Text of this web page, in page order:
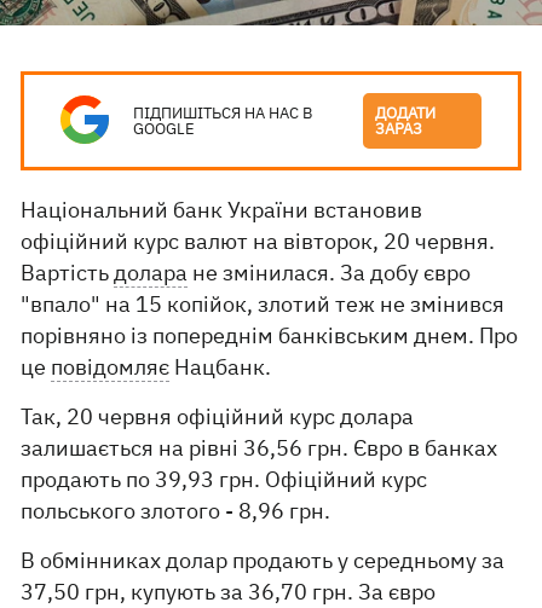
ПІДПИШІТЬСЯ НА НАС В
GOOGLE
ДОДАТИ
ЗАРАЗ
Національний банк України встановив
офіційний курс валют на вівторок, 20 червня.
Вартістьдолара не змінилася. За добу євро
"впало" на 15 копійок, злотий теж не змінився
порівняно із попереднім банківським днем. Про
це повідомляє Нацбанк.
Так, 20 червня офіційний курс долара
залишається на рівні 36,56 грн. Євро в банках
продають по 39,93 грн. Офіційний курс
польського злотого - 8,96 грн.
В обмінниках долар продають у середньому за
37,50 грн, купують за 36,70 грн. За євро